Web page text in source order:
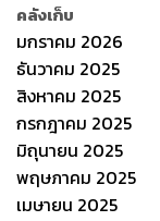
คลังเก็บ
มกราคม 2026
ธันวาคม 2025
สิงหาคม 2025
กรกฎาคม 2025
มิถุนายน 2025
พฤษภาคม 2025
เมษายน 2025